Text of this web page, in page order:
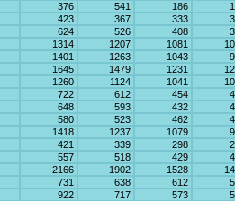
376 541 186
423 367 333
624 526 408
1314 1207 1081
1401 1263 1043
1645 1479 1231
1260 1124 1041
722 612 454
648 593 432
580 523 462
1418 1237 1079
421 339 298
557 518 429
2166 1902 1528
731 638 612
922 717 573